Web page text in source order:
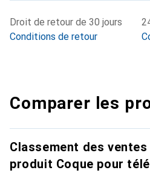
Droit de retour de 30 jours
Conditions de retour
Comparer les
Classement des
produit Coque pour